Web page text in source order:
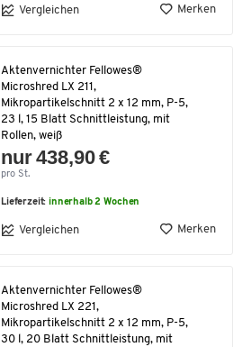
Vergleichen Merken
Aktenvernichter Fellowes®
Microshred LX 211,
Mikropartikelschnitt 2 x 12 mm, P-5,
23 l, 15 Blatt Schnittleistung, mit
Rollen, weiß
nur 438,90 €
pro St.
Lieferzeit:innerhalb 2 Wochen
Vergleichen Merken
Aktenvernichter Fellowes®
Microshred LX 221,
Mikropartikelschnitt 2 x 12 mm, P-5,
30 l, 20 Blatt Schnittleistung, mit